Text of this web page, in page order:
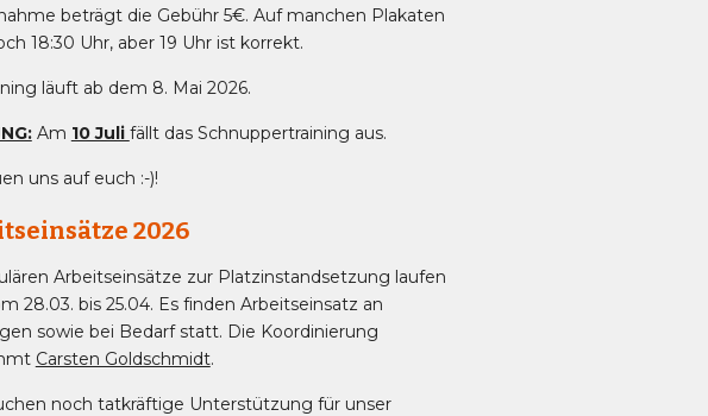
beträgt die Gebühr 5€. Auf manchen Plakaten
18:30 Uhr, aber 19 Uhr ist korrekt.
läuftab dem 8. Mai 2026.
Am 10 Juli fällt das Schnuppertraining aus.
uns auf euch :-)!
2026
Arbeitseinsätze zur Platzinstandsetzung laufen
28.03. bis 25.04. Es finden Arbeitseinsatz an
sowie bei Bedarf statt. Die Koordinierung
Carsten Goldschmidt.
noch tatkräftige Unterstützung für unser